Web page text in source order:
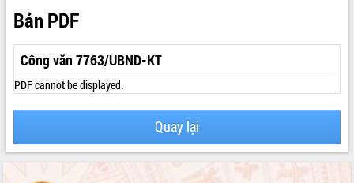
LÃNH ĐẠO UBND TỈNH
TIN TỨC SỰ KIỆN
SỞ, BAN, NGÀNH
UBND CÁC XÃ, PHƯỜNG
THÔNG TIN CHỈ ĐẠO ĐIỀU HÀNH
Bản PDF
Công văn 7763/UBND-KT
PDF cannot be displayed.
Quay lại